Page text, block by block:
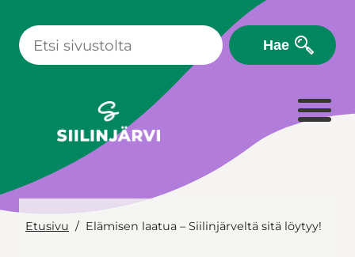
sisältöön
Hae
Etusivu Elämisen laatua – Siilinjärveltä sitä löytyy!